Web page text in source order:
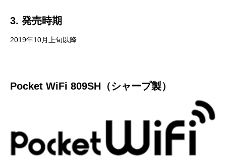
3. 発売時期
2019年10月上旬以降
Pocket WiFi 809SH（シャープ製）